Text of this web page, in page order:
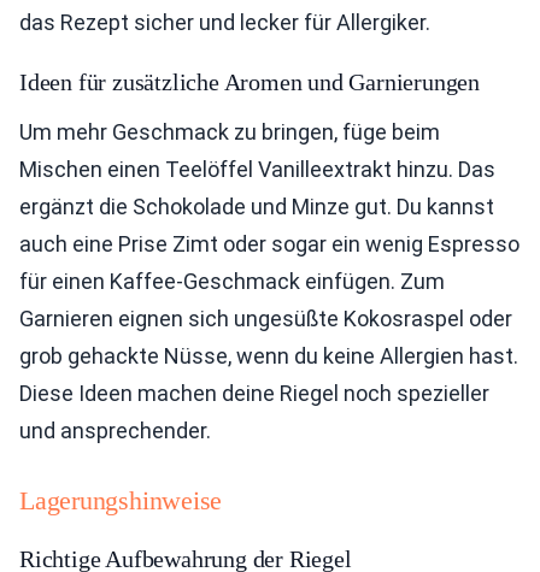
das Rezept sicher und lecker für Allergiker.
Ideen für zusätzliche Aromen und Garnierungen
Um mehr Geschmack zu bringen, füge beim
Mischen einen Teelöffel Vanilleextrakt hinzu. Das
ergänzt die Schokolade und Minze gut. Du kannst
auch eine Prise Zimt oder sogar ein wenig Espresso
für einen Kaffee-Geschmack einfügen. Zum
Garnieren eignen sich ungesüßte Kokosraspel oder
grob gehackte Nüsse, wenn du keine Allergien hast.
Diese Ideen machen deine Riegel noch spezieller
und ansprechender.
Lagerungshinweise
Richtige Aufbewahrung der Riegel